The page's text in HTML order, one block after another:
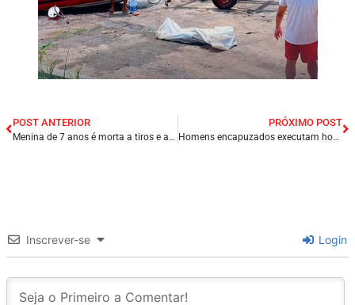
POST ANTERIOR
Menina de 7 anos é morta a tiros e adolescente é baleado dentro de casa em Cabo de Santo Agostinho/PE.
PRÓXIMO POST
Homens encapuzados executam homem dentro de casa na cidade de Peritoró/MA.
Inscrever-se Login